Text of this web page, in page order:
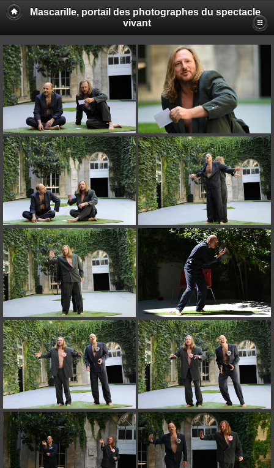
Mascarille, portail des photographes du spectacle
vivant